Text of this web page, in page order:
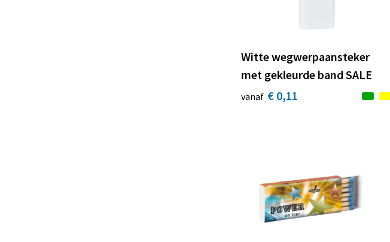
Witte wegwerpaansteker
met gekleurde band SALE
vanaf € 0,11